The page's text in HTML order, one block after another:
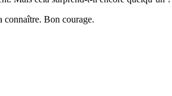
connaître. Bon courage.